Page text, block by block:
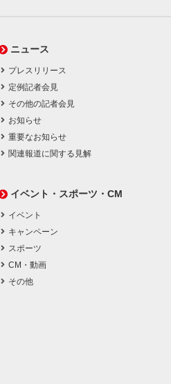
ニュース
プレスリリース
定例記者会見
その他の記者会見
お知らせ
重要なお知らせ
関連報道に関する見解
イベント・スポーツ・CM
イベント
キャンペーン
スポーツ
CM・動画
その他